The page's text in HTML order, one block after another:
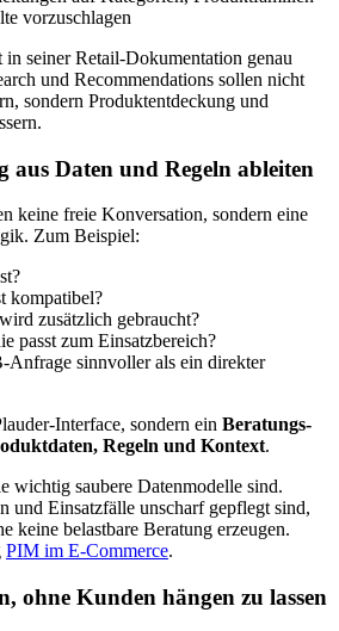
vorzuschlagen
seiner Retail-Dokumentation genau
und Recommendations sollen nicht
sondern Produktentdeckung und
Daten und Regeln ableiten
keine freie Konversation, sondern eine
Zum Beispiel:
kompatibel?
zusätzlich gebraucht?
passt zum Einsatzbereich?
Anfrage sinnvoller als ein direkter
Interface, sondern ein Beratungs-
Regeln und Kontext.
wichtig saubere Datenmodelle sind.
und Einsatzfälle unscharf gepflegt sind,
keine belastbare Beratung erzeugen.
PIM im E-Commerce.
ohne Kunden hängen zu lassen